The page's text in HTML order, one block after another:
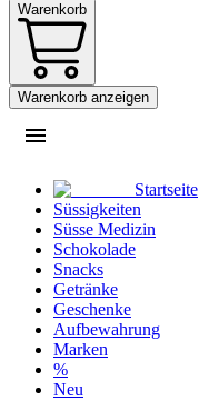
Warenkorb
Warenkorb anzeigen
Startseite
Süssigkeiten
Süsse Medizin
Schokolade
Snacks
Getränke
Geschenke
Aufbewahrung
Marken
%
Neu